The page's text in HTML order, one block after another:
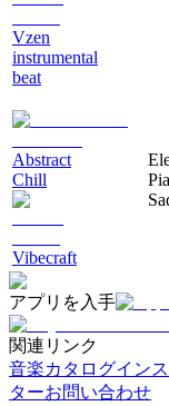
Vzen
instrumental
beat
Abstract
Chill
Vibecraft
アプリを入手
関連リンク
音楽カタログイン
ターお問い合わせ